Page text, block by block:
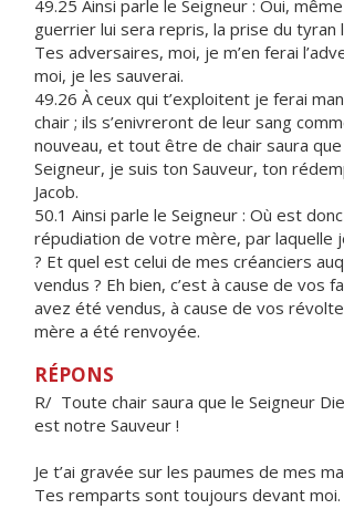
49.25 Ainsi parle le Seigneur : Oui,
guerrier lui sera repris, la prise du tyran
Tes adversaires, moi, je m’en ferai
moi, je les sauverai.
49.26 À ceux qui t’exploitent je ferai
chair ; ils s’enivreront de leur sang
nouveau, et tout être de chair saura
Seigneur, je suis ton Sauveur, ton
Jacob.
50.1 Ainsi parle le Seigneur : Où est
répudiation de votre mère, par laquelle
? Et quel est celui de mes créanciers
vendus ? Eh bien, c’est à cause de vos
avez été vendus, à cause de vos
mère a été renvoyée.
RÉPONS
R/ Toute chair saura que le Seigneur
est notre Sauveur !
Je t’ai gravée sur les paumes de mes
Tes remparts sont toujours devant moi.